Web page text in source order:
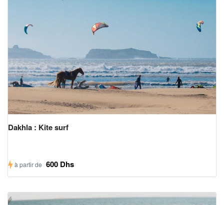
Dakhla : Kite surf
à partir de 600 Dhs